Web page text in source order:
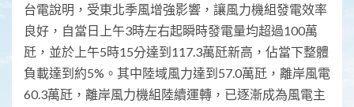
台電說明，受東北季風增強影響，讓風力機組發電效率
良好，自當日上午3時左右起瞬時發電量均超過100萬
瓩，並於上午5時15分達到117.3萬瓩新高，佔當下整體
負載達到約5%。其中陸域風力達到57.0萬瓩，離岸風電
60.3萬瓩，離岸風力機組陸續運轉，已逐漸成為風電主